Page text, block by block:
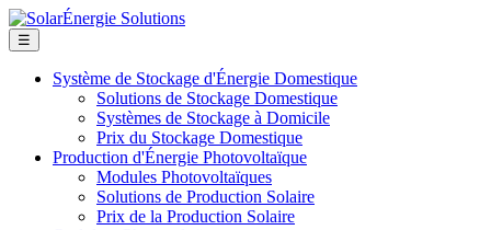
☰
Système de Stockage d'Énergie Domestique
Solutions de Stockage Domestique
Systèmes de Stockage à Domicile
Prix du Stockage Domestique
Production d'Énergie Photovoltaïque
Modules Photovoltaïques
Solutions de Production Solaire
Prix de la Production Solaire